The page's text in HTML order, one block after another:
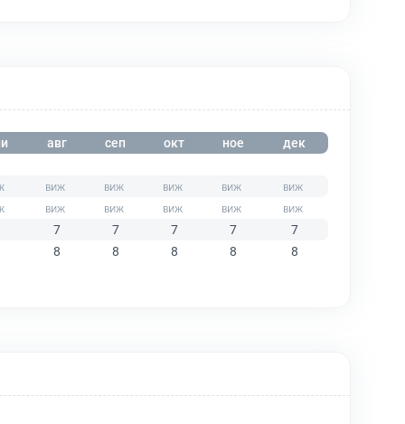
авг сеп окт ное дек
7 7 7 7
7
8
8 8 8 8